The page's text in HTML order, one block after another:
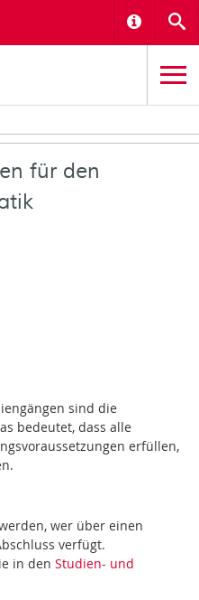
für den
sind die
bedeutet, dass alle
erfüllen,
wer über einen
verfügt.
in denStudien- und